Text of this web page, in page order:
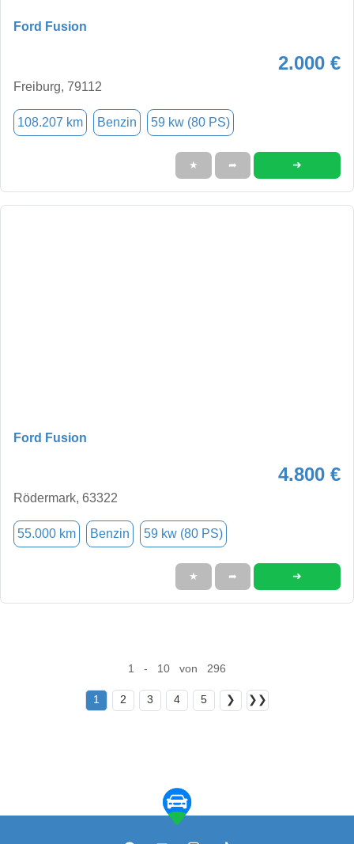
Ford Fusion
2.000 €
Freiburg, 79112
108.207 km Benzin 59 kw (80 PS)
★ ➦ ➜
Ford Fusion
4.800 €
Rödermark, 63322
55.000 km Benzin 59 kw (80 PS)
★ ➦ ➜
1 - 10 von 296
1 2 3 4 5 ❯ ❯❯